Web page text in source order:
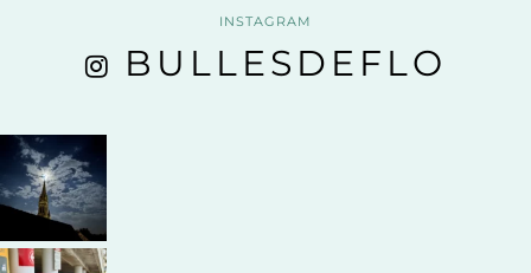
INSTAGRAM
BULLESDEFLO